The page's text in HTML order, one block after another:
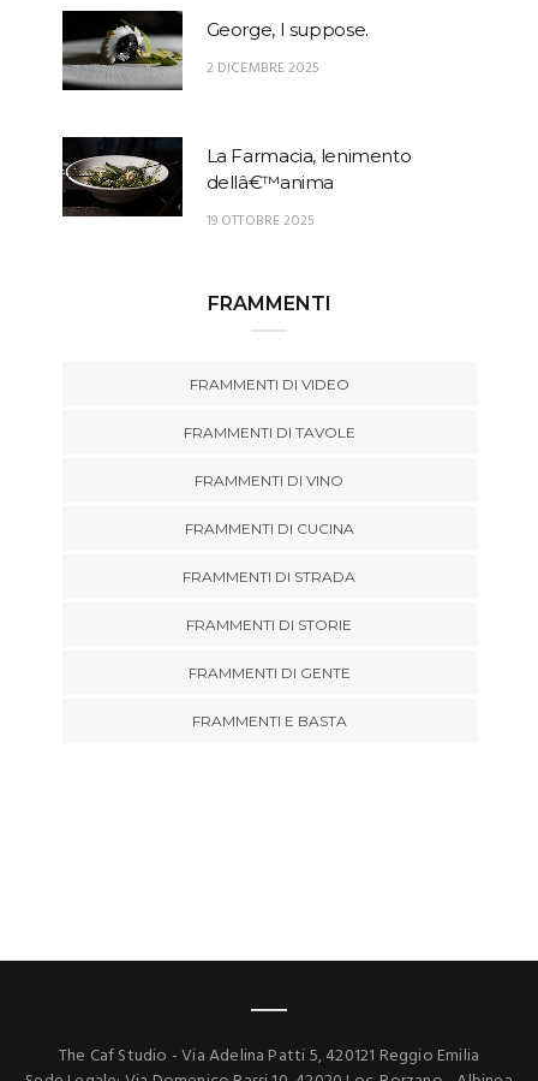
George, I suppose.
2 DICEMBRE 2025
La Farmacia, lenimento
dellâ€™anima
19 OTTOBRE 2025
FRAMMENTI
FRAMMENTI DI VIDEO
FRAMMENTI DI TAVOLE
FRAMMENTI DI VINO
FRAMMENTI DI CUCINA
FRAMMENTI DI STRADA
FRAMMENTI DI STORIE
FRAMMENTI DI GENTE
FRAMMENTI E BASTA
The Caf Studio - Via Adelina Patti 5, 420121 Reggio Emilia